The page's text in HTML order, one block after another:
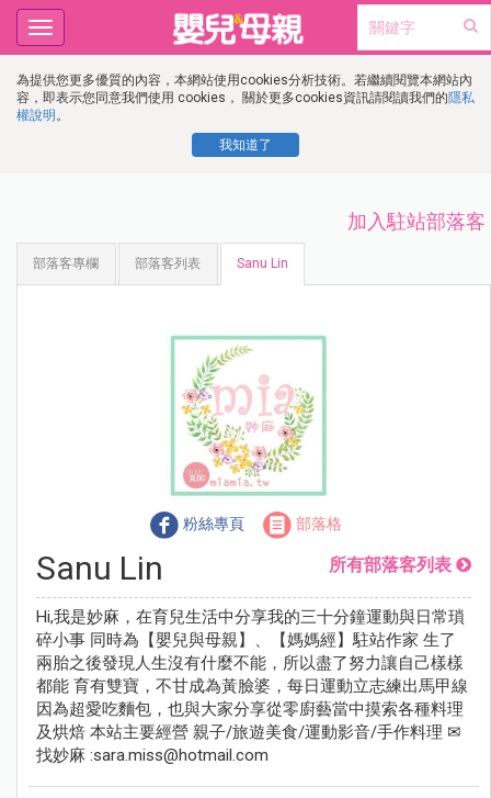
為提供您更多優質的內容，本網站使用cookies分析技術。若繼續閱覽本網站內
容，即表示您同意我們使用 cookies， 關於更多cookies資訊請閱讀我們的隱私
權說明 。
我知道了
Toggle
navigation
加入駐站部落客
部落客專欄 部落客列表 Sanu Lin
粉絲專頁 部落格
Sanu Lin 所有部落客列表
Hi,我是妙麻，在育兒生活中分享我的三十分鐘運動與日常瑣
碎小事 同時為【嬰兒與母親】、【媽媽經】駐站作家 生了
兩胎之後發現人生沒有什麼不能，所以盡了努力讓自己樣樣
都能 育有雙寶，不甘成為黃臉婆，每日運動立志練出馬甲線
因為超愛吃麵包，也與大家分享從零廚藝當中摸索各種料理
及烘焙 本站主要經營 親子/旅遊美食/運動影音/手作料理 ✉
找妙麻 :sara.miss@hotmail.com